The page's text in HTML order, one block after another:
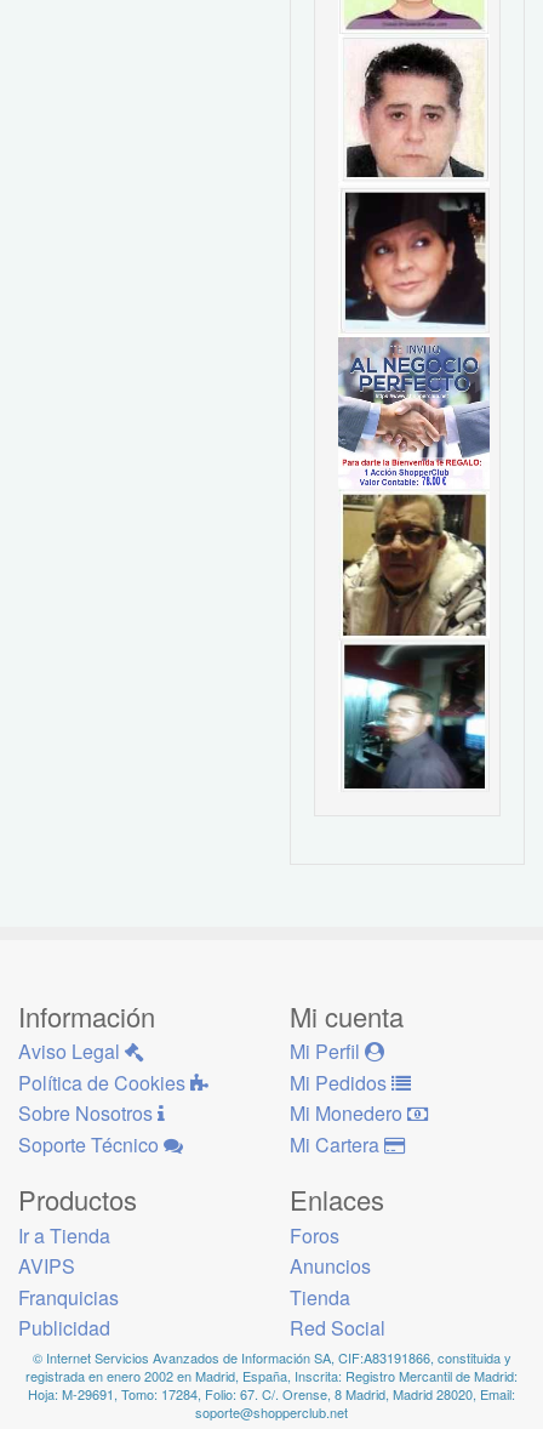
Información
Aviso Legal
Política de Cookies
Sobre Nosotros
Soporte Técnico
Mi cuenta
Mi Perfil
Mi Pedidos
Mi Monedero
Mi Cartera
Productos
Ir a Tienda
AVIPS
Franquicias
Publicidad
Enlaces
Foros
Anuncios
Tienda
Red Social
© Internet Servicios Avanzados de Información SA, CIF:A83191866, constituida y
registrada en enero 2002 en Madrid, España, Inscrita: Registro Mercantil de Madrid:
Hoja: M-29691, Tomo: 17284, Folio: 67. C/. Orense, 8 Madrid, Madrid 28020, Email:
soporte@shopperclub.net